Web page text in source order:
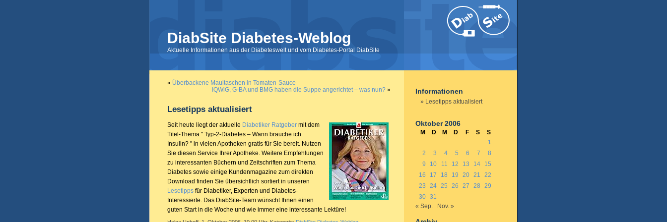
DiabSite Diabetes-Weblog
Aktuelle Informationen aus der Diabeteswelt und vom Diabetes-Portal DiabSite
« Überbackene Maultaschen in Tomaten-Sauce
IQWiG, G-BA und BMG haben die Suppe angerichtet – was nun? »
Lesetipps aktualisiert
Seit heute liegt der aktuelle Diabetiker Ratgeber mit dem
Titel-Thema " Typ-2-Diabetes – Wann brauche ich
Insulin? " in vielen Apotheken gratis für Sie bereit. Nutzen
Sie diesen Service Ihrer Apotheke. Weitere Empfehlungen
zu interessanten Büchern und Zeitschriften zum Thema
Diabetes sowie einige Kundenmagazine zum direkten
Download finden Sie übersichtlich sortiert in unseren
Lesetipps für Diabetiker, Experten und Diabetes-
Interessierte. Das DiabSite-Team wünscht Ihnen einen
guten Start in die Woche und wie immer eine interessante Lektüre!
Informationen
Lesetipps aktualisiert
Oktober 2006
M D M D F S
S
1
2
3 4 5 6 7
8
9
10 11 12 13 14
15
16
17 18 19 20 21
22
23
24 25 26 27 28
29
30 31
« Sep.
Nov. »